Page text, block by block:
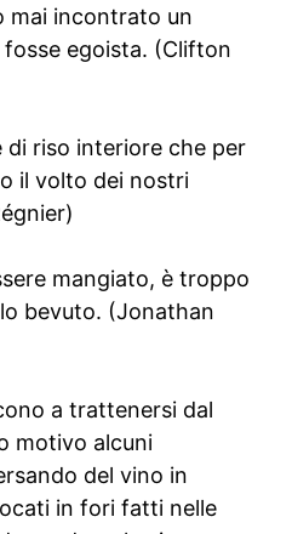
mai incontrato un
egoista. (Clifton
di riso interiore che per
il volto dei nostri
mangiato, è troppo
bevuto. (Jonathan
a trattenersi dal
motivo alcuni
del vino in
in fori fatti nelle